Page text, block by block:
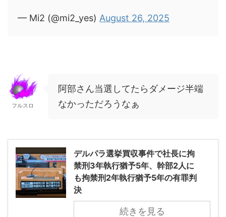
— Mi2 (@mi2_yes) August 26, 2025
フルスロ
阿部さん当選してたらダメージ半端
なかっただろうなぁ
デルパラ選挙買収事件で社長に拘
禁刑3年執行猶予5年、幹部2人に
も拘禁刑2年執行猶予5年の有罪判
決
続きを見る